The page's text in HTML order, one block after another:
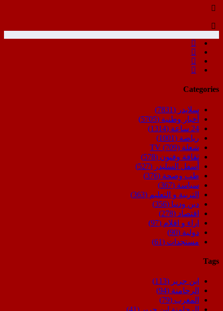
Categories
سلايدر (7831)
أخبار وطنية (5705)
24 ساعة
(1314)
رياضة (1001)
شعلة TV (709)
ثقافة وفنون (578)
أسفل السليدر (527)
طب وصحة (376)
سياسة (367)
التربية و التعليم (363)
دين ودنيا (356)
اقتصاد (278)
اراء و اقلام (97)
دولية (90)
مستجدات (61)
Tags
ابن جرير (113)
الرحامنة (94)
المغرب (79)
الرحامنة ابن جرير (41)